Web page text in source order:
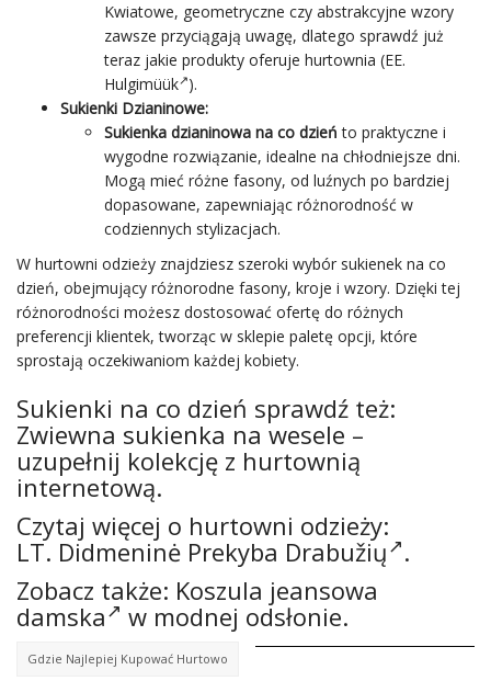
Kwiatowe, geometryczne czy abstrakcyjne wzory
zawsze przyciągają uwagę, dlatego sprawdź już
teraz jakie produkty oferuje hurtownia (EE.
Hulgimüük ).
Sukienki Dzianinowe:
Sukienka dzianinowa na co dzień to praktyczne i
wygodne rozwiązanie, idealne na chłodniejsze dni.
Mogą mieć różne fasony, od luźnych po bardziej
dopasowane, zapewniając różnorodność w
codziennych stylizacjach.
W hurtowni odzieży znajdziesz szeroki wybór sukienek na co
dzień, obejmujący różnorodne fasony, kroje i wzory. Dzięki tej
różnorodności możesz dostosować ofertę do różnych
preferencji klientek, tworząc w sklepie paletę opcji, które
sprostają oczekiwaniom każdej kobiety.
Sukienki na co dzień sprawdź też:
Zwiewna sukienka na wesele –
uzupełnij kolekcję z hurtownią
internetową.
Czytaj więcej o hurtowni odzieży:
LT. Didmeninė Prekyba Drabužių .
Zobacz także: Koszula jeansowa
damska
w modnej odsłonie.
Gdzie Najlepiej Kupować Hurtowo